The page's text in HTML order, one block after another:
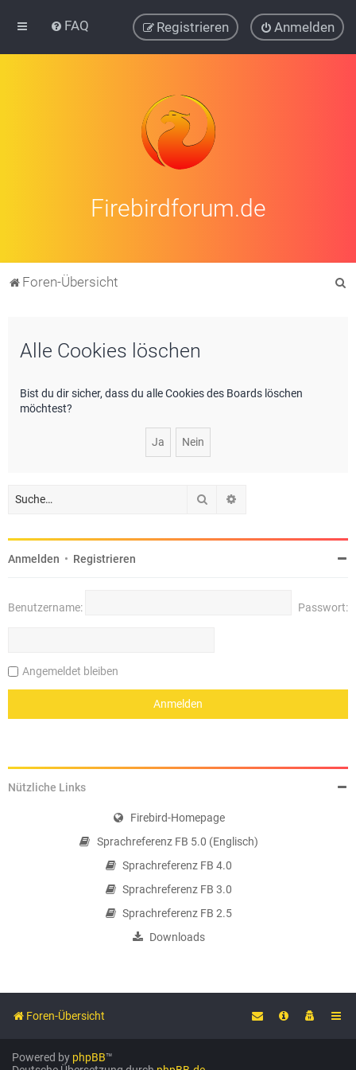
FAQ Anmelden
Registrieren
Firebirdforum.de
Foren-Übersicht
Alle Cookies löschen
Bist du dir sicher, dass du alle Cookies des Boards löschen
möchtest?
Suche
Anmelden • Registrieren
Benutzername: Passwort:
Angemeldet bleiben
Nützliche Links
Firebird-Homepage
Sprachreferenz FB 5.0 (Englisch)
Sprachreferenz FB 4.0
Sprachreferenz FB 3.0
Sprachreferenz FB 2.5
Downloads
Foren-Übersicht
Powered by phpBB™